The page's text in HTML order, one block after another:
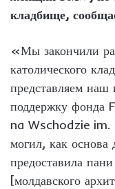
кладбище,
«Мы закончили
католического
представляем
поддержку фонда
na Wschodzie
могил, как основа
предоставила
[молдавского